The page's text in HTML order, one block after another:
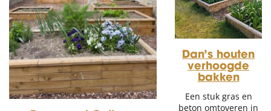
Dan’s houten
verhoogde
bakken
Een stuk gras en
beton omtoveren in